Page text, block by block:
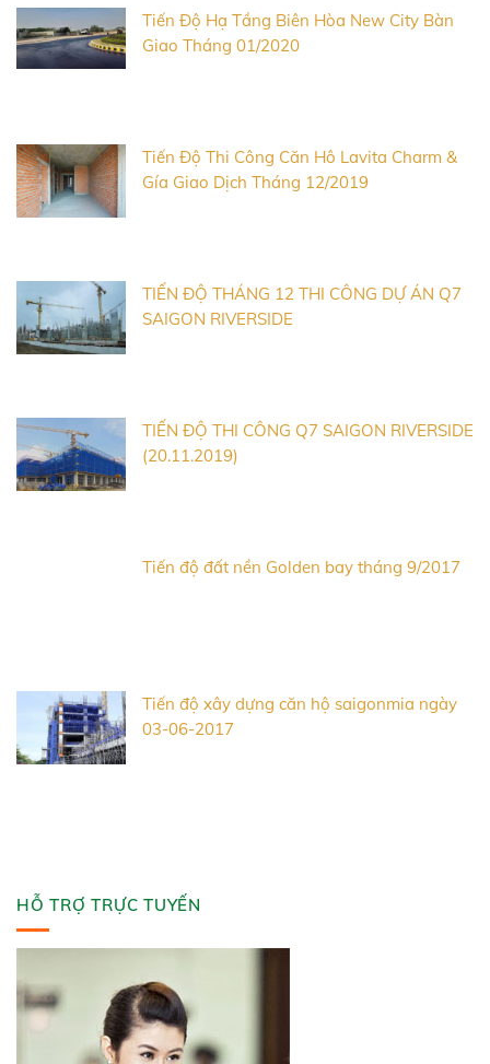
Tiến Độ Hạ Tầng Biên Hòa New City Bàn
Giao Tháng 01/2020
Tiến Độ Thi Công Căn Hô Lavita Charm &
Gía Giao Dịch Tháng 12/2019
TIẾN ĐỘ THÁNG 12 THI CÔNG DỰ ÁN Q7
SAIGON RIVERSIDE
TIẾN ĐỘ THI CÔNG Q7 SAIGON RIVERSIDE
(20.11.2019)
Tiến độ đất nền Golden bay tháng 9/2017
Tiến độ xây dựng căn hộ saigonmia ngày
03-06-2017
HỖ TRỢ TRỰC TUYẾN